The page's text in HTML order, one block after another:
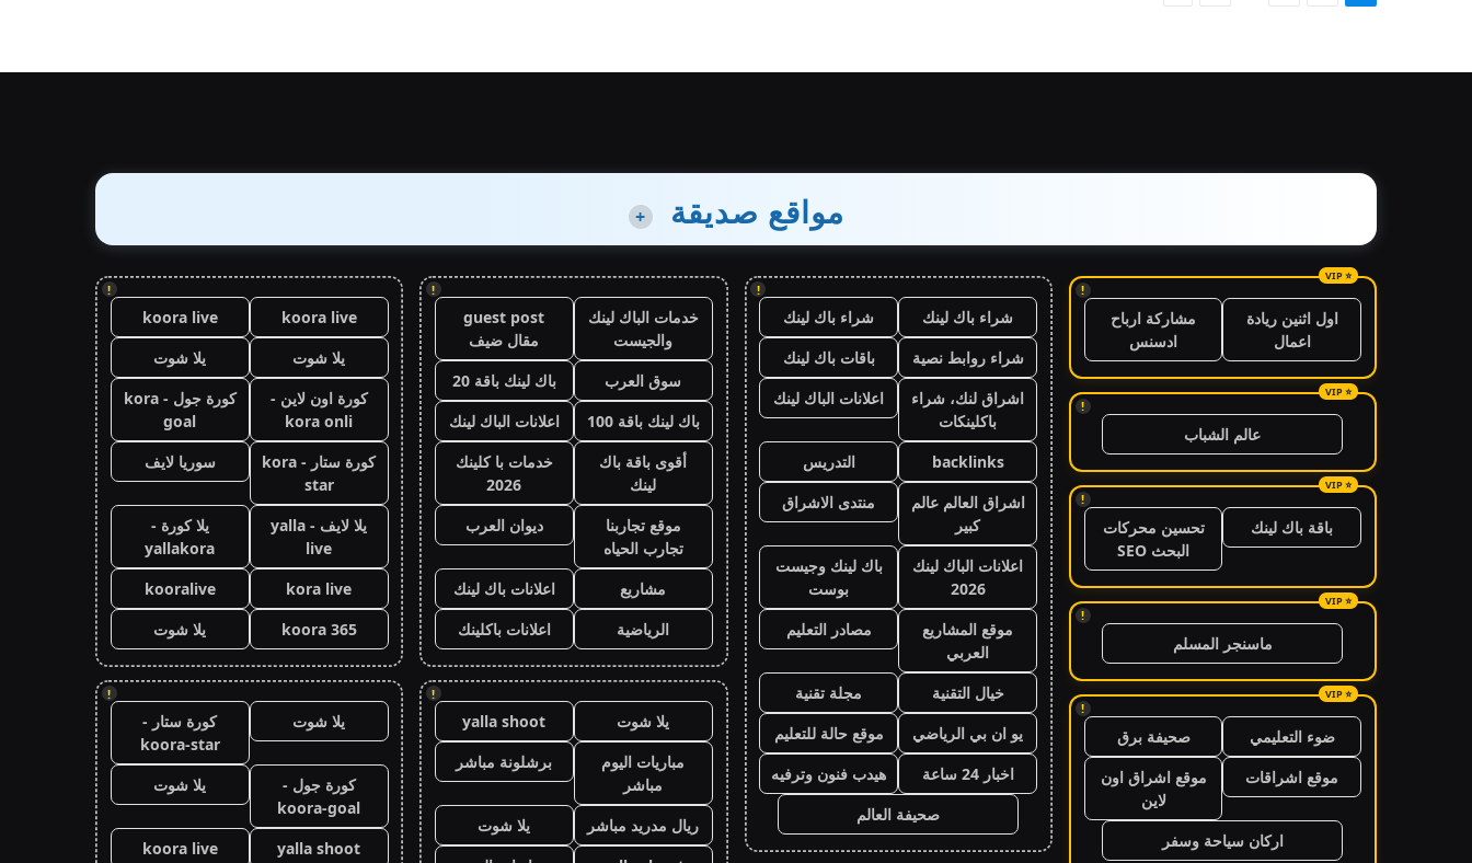
مواقع صديقة +
!
اول اثنين ريادة
اعمال
مشاركة ارباح
ادسنس
!
عالم الشباب
!
باقة باك لينك
تحسين محركات
البحث SEO
!
ماسنجر المسلم
!
ضوء التعليمي
صحيفة برق
موقع اشراقات
موقع اشراق اون
لاين
اركان سياحة وسفر
!
شراء باك لينك
شراء باك لينك
شراء روابط نصية
باقات باك لينك
اشراق لنك، شراء
باكلينكات
اعلانات الباك لينك
backlinks
التدريس
اشراق العالم عالم
كبير
منتدى الاشراق
اعلانات الباك لينك
2026
باك لينك وجيست
بوست
موقع المشاريع
العربي
مصادر التعليم
خيال التقنية
مجلة تقنية
يو ان بي الرياضي
موقع حالة للتعليم
اخبار 24 ساعة
هيدب فنون وترفيه
صحيفة العالم
!
خدمات الباك لينك
والجيست
guest post
مقال ضيف
سوق العرب
باك لينك باقة 20
باك لينك باقة 100
اعلانات الباك لينك
أقوى باقة باك
لينك
خدمات با كلينك
2026
موقع تجاربنا
تجارب الحياه
ديوان العرب
مشاريع
اعلانات باك لينك
الرياضية
اعلانات باكلينك
!
يلا شوت
yalla shoot
مباريات اليوم
مباشر
برشلونة مباشر
ريال مدريد مباشر
يلا شوت
!
koora live
koora live
يلا شوت
يلا شوت
كورة اون لاين -
kora onli
كورة جول - kora
goal
كورة ستار - kora
star
سوريا لايف
يلا لايف - yalla
live
يلا كورة -
yallakora
kora live
kooralive
koora 365
يلا شوت
!
يلا شوت
كورة ستار -
koora-star
كورة جول -
koora-goal
يلا شوت
yalla shoot
koora live